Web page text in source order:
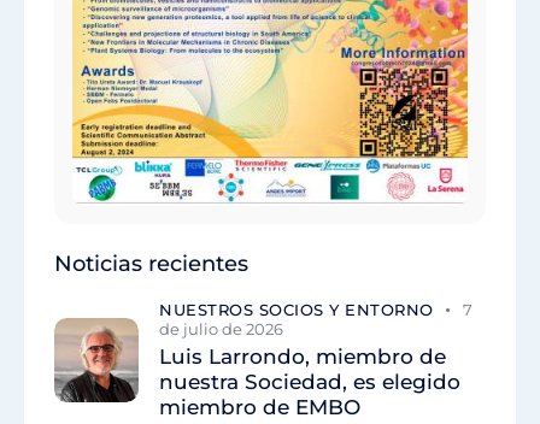
Noticias recientes
NUESTROS SOCIOS Y ENTORNO
7
de julio de 2026
Luis Larrondo, miembro de
nuestra Sociedad, es elegido
miembro de EMBO